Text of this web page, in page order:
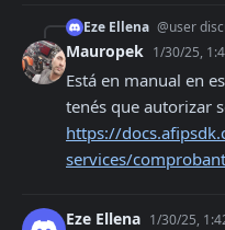
Eze Ellena @user disculpa la molestia
Mauropek 1/30/25,
Está en manual en
https://
services/
Eze Ellena 1/30/25,